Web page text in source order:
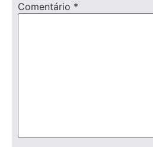
Comentário *